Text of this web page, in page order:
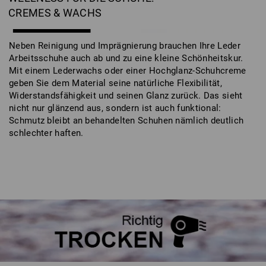
CREMES & WACHS
Neben Reinigung und Imprägnierung brauchen Ihre Leder
Arbeitsschuhe auch ab und zu eine kleine Schönheitskur.
Mit einem Lederwachs oder einer Hochglanz-Schuhcreme
geben Sie dem Material seine natürliche Flexibilität,
Widerstandsfähigkeit und seinen Glanz zurück. Das sieht
nicht nur glänzend aus, sondern ist auch funktional:
Schmutz bleibt an behandelten Schuhen nämlich deutlich
schlechter haften.